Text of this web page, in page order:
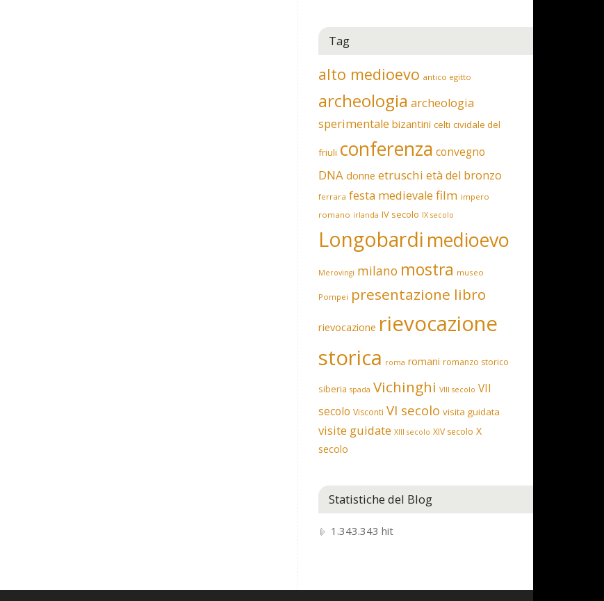
Tag
alto medioevo antico egitto
archeologia archeologia
sperimentale bizantini celti cividale del
friuli conferenza convegno
DNA donne etruschi età del bronzo
ferrara festa medievale film impero
romano irlanda IV secolo IX secolo
Longobardi medioevo
Merovingi milano mostra museo
Pompei presentazione libro
rievocazione rievocazione
storica roma romani romanzo storico
siberia spada Vichinghi VIII secolo VII
secolo Visconti VI secolo visita guidata
visite guidate XIII secolo XIV secolo X
secolo
Statistiche del Blog
1.343.343 hit